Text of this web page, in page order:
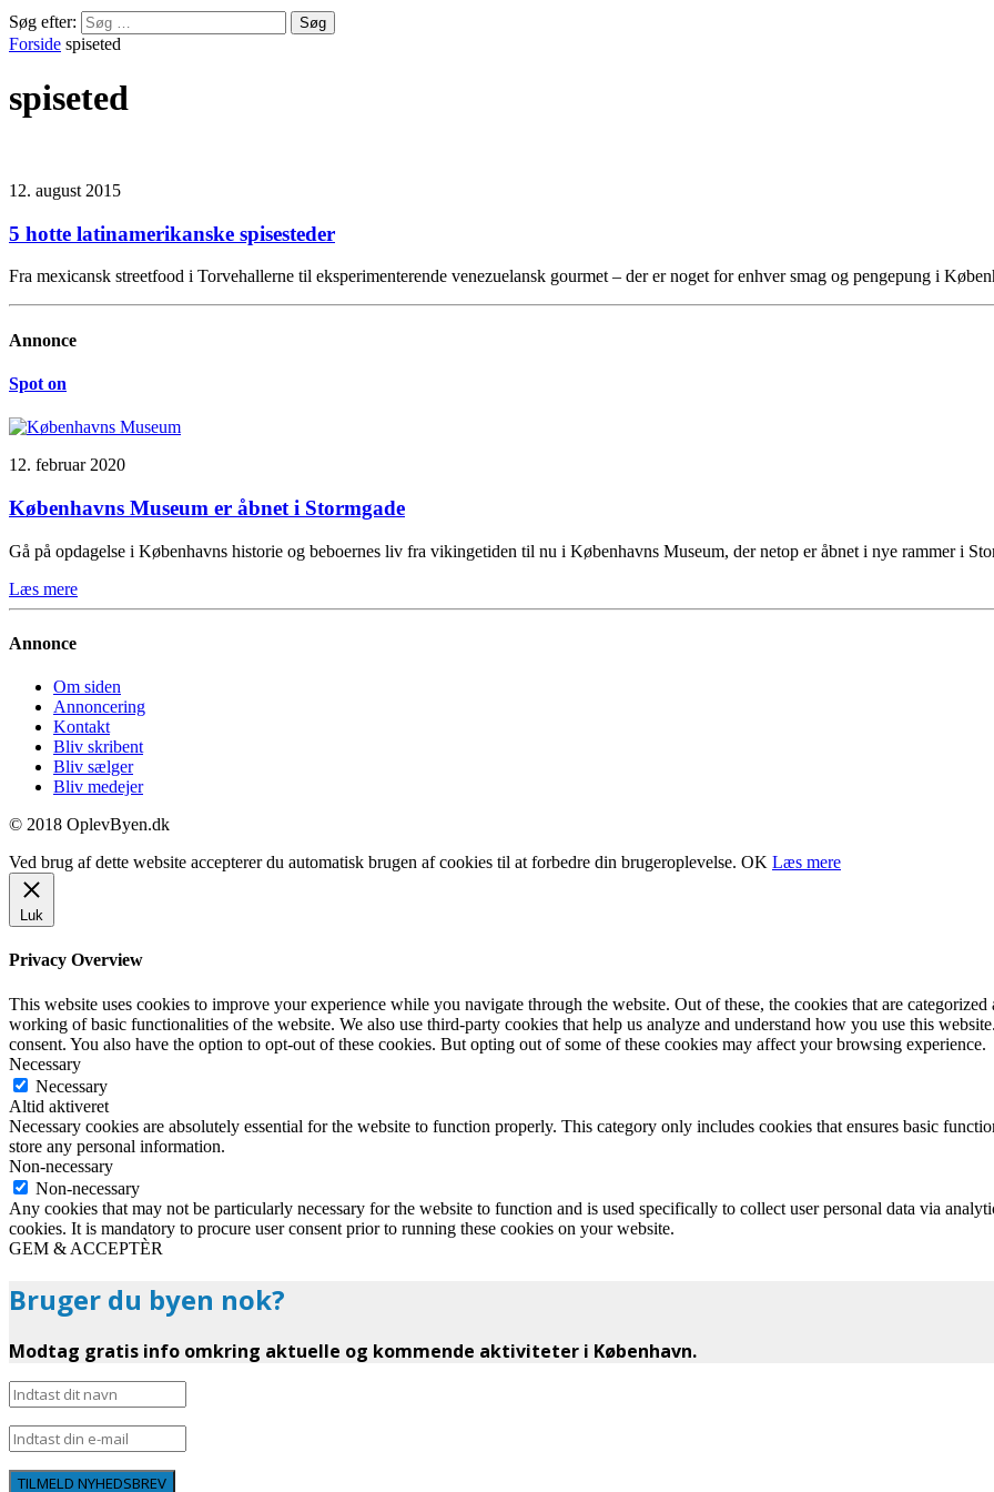
Søg efter:
Forside spiseted
spiseted
12. august 2015
5 hotte latinamerikanske spisesteder
Fra mexicansk streetfood i Torvehallerne til eksperimenterende venezuelansk gourmet – der er noget for enhver smag og pengepung i
Annonce
Spot on
12. februar 2020
Københavns Museum er åbnet i Stormgade
Gå på opdagelse i Københavns historie og beboernes liv fra vikingetiden til nu i Københavns Museum, der netop er åbnet i nye rammer i
Læs mere
Annonce
Om siden
Annoncering
Kontakt
Bliv skribent
Bliv sælger
Bliv medejer
© 2018 OplevByen.dk
Ved brug af dette website accepterer du automatisk brugen af cookies til at forbedre din brugeroplevelse. OK Læs mere
Luk
Privacy Overview
This website uses cookies to improve your experience while you navigate through the website. Out of these, the cookies that are categorized
working of basic functionalities of the website. We also use third-party cookies that help us analyze and understand how you use this
consent. You also have the option to opt-out of these cookies. But opting out of some of these cookies may affect your browsing experience.
Necessary
Necessary
Altid aktiveret
Necessary cookies are absolutely essential for the website to function properly. This category only includes cookies that ensures basic
store any personal information.
Non-necessary
Non-necessary
Any cookies that may not be particularly necessary for the website to function and is used specifically to collect user personal data via
cookies. It is mandatory to procure user consent prior to running these cookies on your website.
GEM & ACCEPTÈR
Bruger du byen nok?
Modtag gratis info omkring aktuelle og kommende aktiviteter i København.
TILMELD NYHEDSBREV